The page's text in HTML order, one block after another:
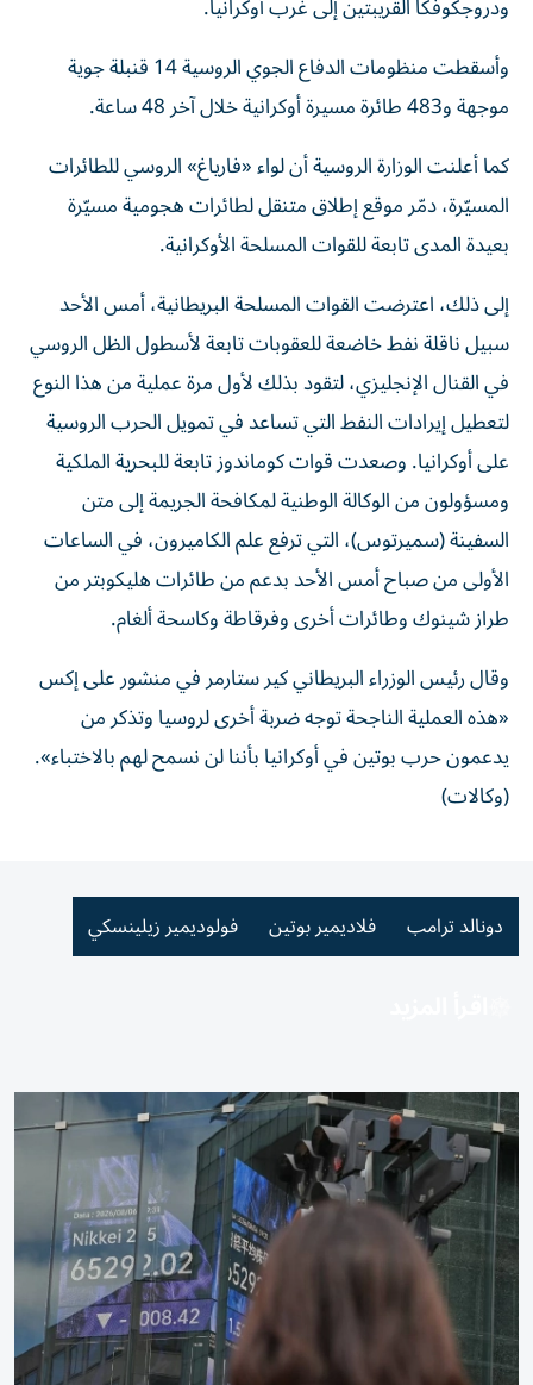
وأسقطت منظومات الدفاع الجوي الروسية 14 قنبلة جوية
موجهة و483 طائرة مسيرة أوكرانية خلال آخر 48 ساعة.
كما أعلنت الوزارة الروسية أن لواء «فارياغ» الروسي للطائرات
المسيّرة، دمّر موقع إطلاق متنقل لطائرات هجومية مسيّرة
بعيدة المدى تابعة للقوات المسلحة الأوكرانية.
إلى ذلك، اعترضت القوات المسلحة البريطانية، أمس الأحد
سبيل ناقلة نفط خاضعة للعقوبات تابعة لأسطول ‌الظل الروسي
في القنال الإنجليزي، لتقود بذلك لأول مرة عملية ​من هذا النوع
لتعطيل إيرادات النفط التي ‌تساعد في تمويل الحرب ‌الروسية
على أوكرانيا. وصعدت قوات كوماندوز تابعة للبحرية الملكية
ومسؤولون من الوكالة الوطنية لمكافحة الجريمة إلى متن
السفينة (سميرتوس)، ‌التي ترفع علم الكاميرون، في الساعات
الأولى من صباح أمس الأحد بدعم من طائرات هليكوبتر من
طراز شينوك وطائرات أخرى وفرقاطة وكاسحة ألغام.
وقال رئيس الوزراء البريطاني كير ستارمر في منشور على إكس
«هذه العملية الناجحة توجه ضربة أخرى لروسيا وتذكر من
يدعمون حرب بوتين في أوكرانيا ​بأننا لن نسمح لهم بالاختباء».
(وكالات)
دونالد ترامب فلاديمير بوتين فولوديمير زيلينسكي